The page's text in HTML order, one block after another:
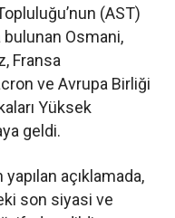
(AST)
bulunan Osmani,
Fransa
ve Avrupa Birliği
Yüksek
geldi.
açıklamada,
son siyasi ve